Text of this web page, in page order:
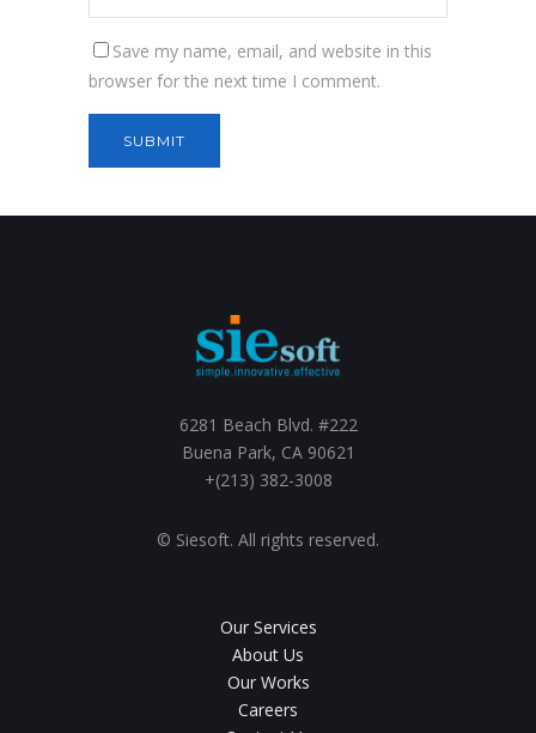
Save my name, email, and website in this
browser for the next time I comment.
6281 Beach Blvd. #222
Buena Park, CA 90621
+(213) 382-3008
© Siesoft. All rights reserved.
Our Services
About Us
Our Works
Careers